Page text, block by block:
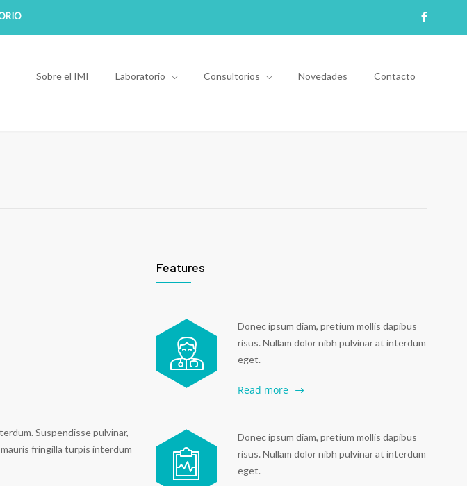
Sobre el IMI Laboratorio Consultorios Novedades Contacto
Suspendisse pulvinar,
fringilla turpis interdum
Features
Donec ipsum diam, pretium mollis dapibus
risus. Nullam dolor nibh pulvinar at interdum
eget.
Read more
Donec ipsum diam, pretium mollis dapibus
risus. Nullam dolor nibh pulvinar at interdum
eget.